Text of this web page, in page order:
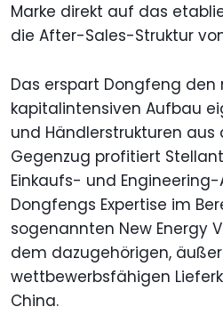
Marke direkt auf das
die After-Sales-Struktur
Das erspart Dongfeng
kapitalintensiven Aufbau
und Händlerstrukturen aus
Gegenzug profitiert
Einkaufs- und
Dongfengs Expertise im
sogenannten New Energy
dem dazugehörigen,
wettbewerbsfähigen
China.